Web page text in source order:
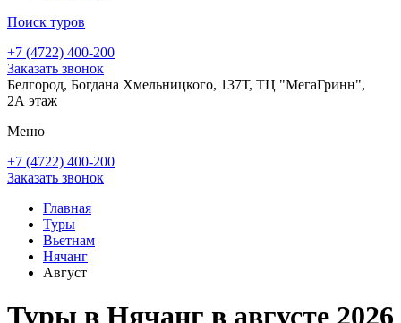
Поиск туров
+7 (4722) 400-200
Заказать звонок
Белгород, Богдана Хмельницкого, 137Т, ТЦ "МегаГринн",
2А этаж
Меню
+7 (4722) 400-200
Заказать звонок
Главная
Туры
Вьетнам
Нячанг
Август
Туры в Нячанг в августе 2026